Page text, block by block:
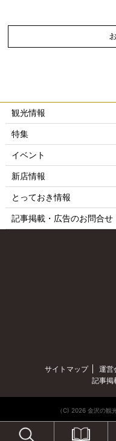
観光情報
特集
イベント
新店情報
とっておき情報
記事掲載・広告のお問合せ
サイトマップ 運営
記事掲
（C) 2026 金沢の